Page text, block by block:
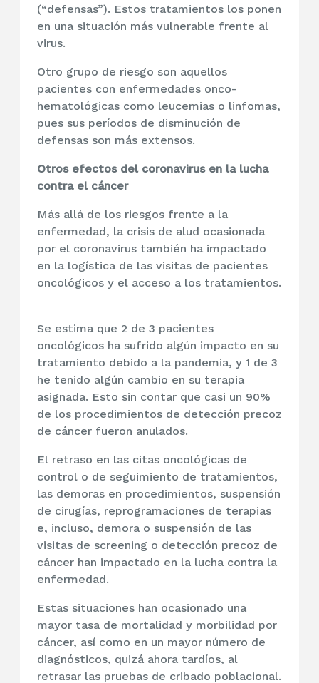
(“defensas”). Estos tratamientos los ponen
en una situación más vulnerable frente al
virus.
Otro grupo de riesgo son aquellos
pacientes con enfermedades onco-
hematológicas como leucemias o linfomas,
pues sus períodos de disminución de
defensas son más extensos.
Otros efectos del coronavirus en la lucha
contra el cáncer
Más allá de los riesgos frente a la
enfermedad, la crisis de alud ocasionada
por el coronavirus también ha impactado
en la logística de las visitas de pacientes
oncológicos y el acceso a los tratamientos.
Se estima que 2 de 3 pacientes
oncológicos ha sufrido algún impacto en su
tratamiento debido a la pandemia, y 1 de 3
he tenido algún cambio en su terapia
asignada. Esto sin contar que casi un 90%
de los procedimientos de detección precoz
de cáncer fueron anulados.
El retraso en las citas oncológicas de
control o de seguimiento de tratamientos,
las demoras en procedimientos, suspensión
de cirugías, reprogramaciones de terapias
e, incluso, demora o suspensión de las
visitas de screening o detección precoz de
cáncer han impactado en la lucha contra la
enfermedad.
Estas situaciones han ocasionado una
mayor tasa de mortalidad y morbilidad por
cáncer, así como en un mayor número de
diagnósticos, quizá ahora tardíos, al
retrasar las pruebas de cribado poblacional.